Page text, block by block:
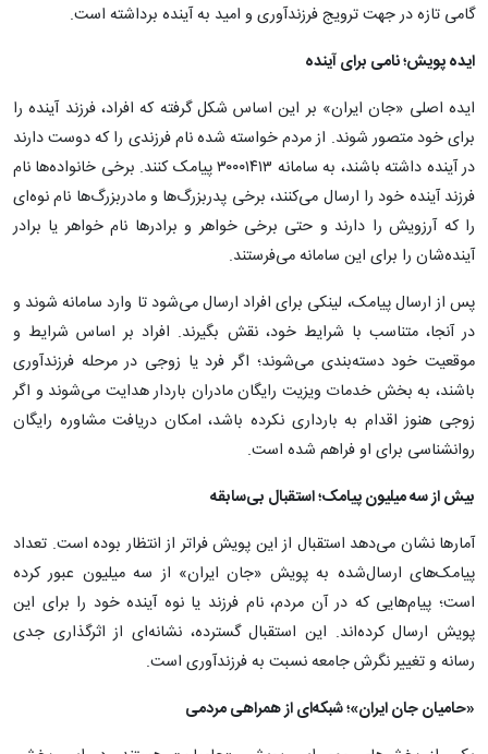
گامی تازه در جهت ترویج فرزندآوری و امید به آینده برداشته است.
ایده پویش؛ نامی برای آینده
ایده اصلی «جان ایران» بر این اساس شکل گرفته که افراد، فرزند آینده را
برای خود متصور شوند. از مردم خواسته شده نام فرزندی را که دوست دارند
در آینده داشته باشند، به سامانه ۳۰۰۰۱۴۱۳ پیامک کنند. برخی خانواده‌ها نام
فرزند آینده خود را ارسال می‌کنند، برخی پدربزرگ‌ها و مادربزرگ‌ها نام نوه‌ای
را که آرزویش را دارند و حتی برخی خواهر و برادرها نام خواهر یا برادر
آینده‌شان را برای این سامانه می‌فرستند.
پس از ارسال پیامک، لینکی برای افراد ارسال می‌شود تا وارد سامانه شوند و
در آنجا، متناسب با شرایط خود، نقش بگیرند. افراد بر اساس شرایط و
موقعیت خود دسته‌بندی می‌شوند؛ اگر فرد یا زوجی در مرحله فرزندآوری
باشند، به بخش خدمات ویزیت رایگان مادران باردار هدایت می‌شوند و اگر
زوجی هنوز اقدام به بارداری نکرده باشد، امکان دریافت مشاوره رایگان
روانشناسی برای او فراهم شده است.
بیش از سه میلیون پیامک؛ استقبال بی‌سابقه
آمارها نشان می‌دهد استقبال از این پویش فراتر از انتظار بوده است. تعداد
پیامک‌های ارسال‌شده به پویش «جان ایران» از سه میلیون عبور کرده
است؛ پیام‌هایی که در آن مردم، نام فرزند یا نوه آینده خود را برای این
پویش ارسال کرده‌اند. این استقبال گسترده، نشانه‌ای از اثرگذاری جدی
رسانه و تغییر نگرش جامعه نسبت به فرزندآوری است.
«حامیان جان ایران»؛ شبکه‌ای از همراهی مردمی